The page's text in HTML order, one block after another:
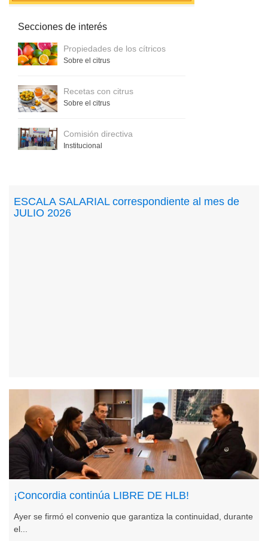
Secciones de interés
Propiedades de los cítricos
Sobre el citrus
Recetas con citrus
Sobre el citrus
Comisión directiva
Institucional
ESCALA SALARIAL correspondiente al mes de
JULIO 2026
¡Concordia continúa LIBRE DE HLB!
Ayer se firmó el convenio que garantiza la continuidad, durante
el...